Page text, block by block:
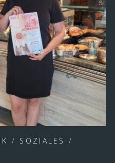
/ SOZIALES
/